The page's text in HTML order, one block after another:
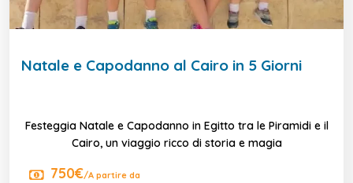
Natale e Capodanno al Cairo in 5 Giorni
Festeggia Natale e Capodanno in Egitto tra le Piramidi e il
Cairo, un viaggio ricco di storia e magia
750€/A partire da